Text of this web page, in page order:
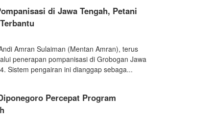
di Jawa Tengah, Petani
Amran Sulaiman (Mentan Amran), terus
penerapan pompanisasi di Grobogan Jawa
Sistem pengairan ini dianggap sebaga...
Percepat Program